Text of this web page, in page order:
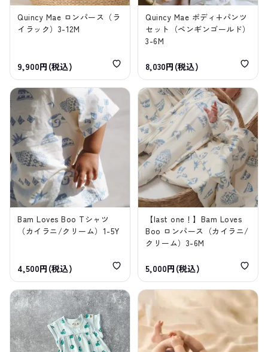
Quincy Mae ロンパース（ラ
イラック）3-12M
9,900円(税込)
Quincy Mae ボディ+パンツ
セット（ペンギンゴールド）
3-6M
8,030円(税込)
Bam Loves Boo Tシャツ
（カイラニ/クリーム）1-5Y
4,500円(税込)
【last one！】Bam Loves
Boo ロンパース（カイラニ/
クリーム）3-6M
5,000円(税込)